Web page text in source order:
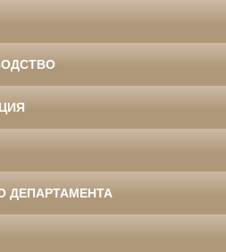
ДЕПАРТАМЕНТА